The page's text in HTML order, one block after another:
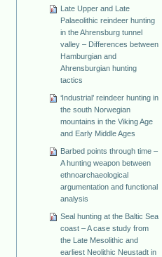
Late Upper and Late
Palaeolithic reindeer hunting
in the Ahrensburg tunnel
valley – Differences between
Hamburgian and
Ahrensburgian hunting
tactics
‘Industrial’ reindeer hunting in
the south Norwegian
mountains in the Viking Age
and Early Middle Ages
Barbed points through time –
A hunting weapon between
ethnoarchaeological
argumentation and functional
analysis
Seal hunting at the Baltic Sea
coast – A case study from
the Late Mesolithic and
earliest Neolithic Neustadt in